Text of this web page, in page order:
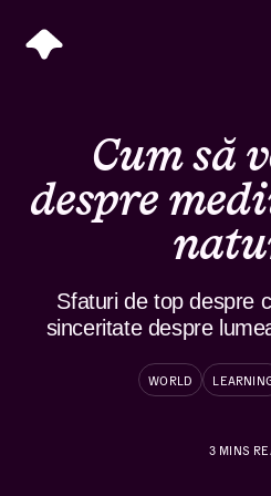
Cum să
despre
Sfaturi de top despre
sinceritate despre
WORLD
3MINS